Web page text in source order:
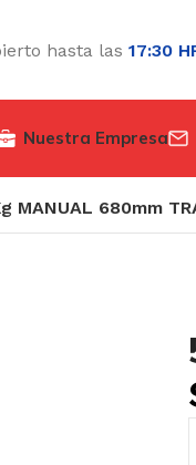
hasta las 17:30
Nuestra Empresa
MANUAL 680mm